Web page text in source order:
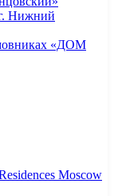
Нижний
«ДОМ
Moscow